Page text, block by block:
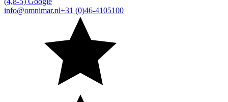
info@omnimar.nl+31 (0)46-4105100